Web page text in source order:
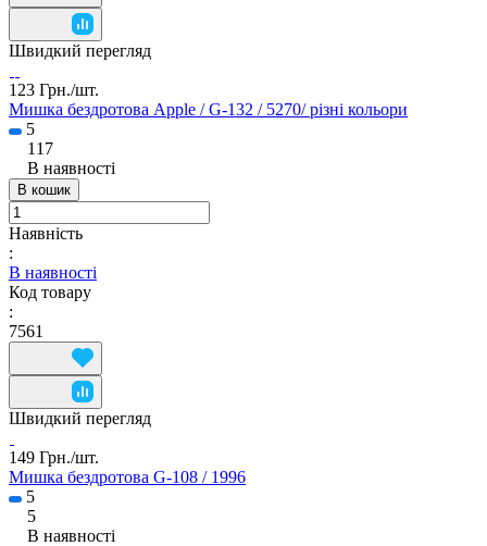
Швидкий перегляд
123 Грн./шт.
Мишка бездротова Apple / G-132 / 5270/ різні кольори
5
117
В наявності
В кошик
Наявність
:
В наявності
Код товару
:
7561
Швидкий перегляд
149 Грн./шт.
Мишка бездротова G-108 / 1996
5
5
В наявності